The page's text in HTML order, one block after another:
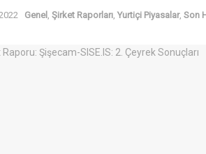
Genel Şirket Raporları Yurtiçi Piyasalar, Son